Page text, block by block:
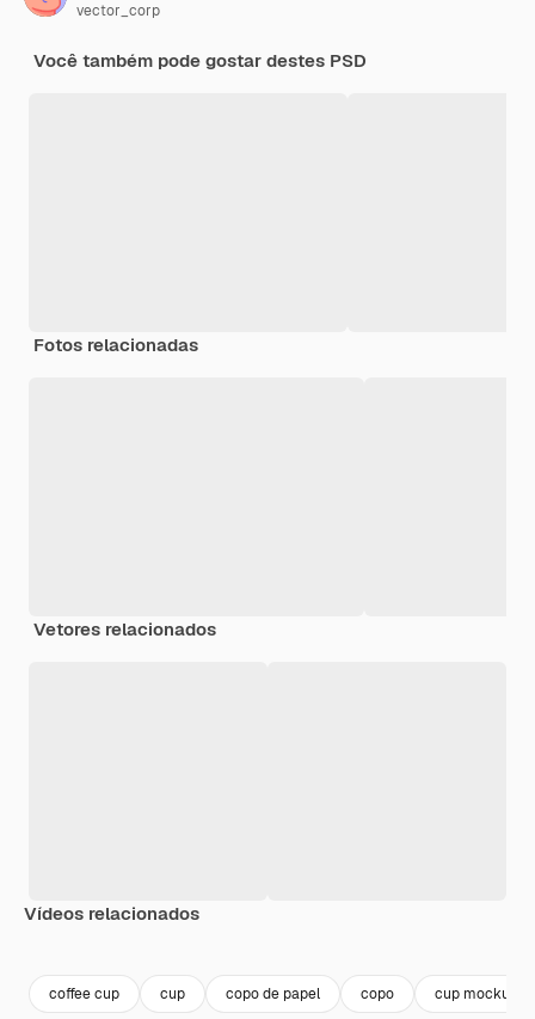
vector_corp
Você também pode gostar destes PSD
Fotos relacionadas
Vetores relacionados
Vídeos relacionados
coffee cup cup copo de papel copo cup mockup